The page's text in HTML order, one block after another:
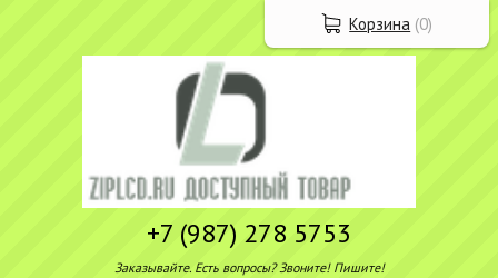
+7 (987) 278 5753
Заказывайте. Есть вопросы? Звоните! Пишите!
Корзина (0)